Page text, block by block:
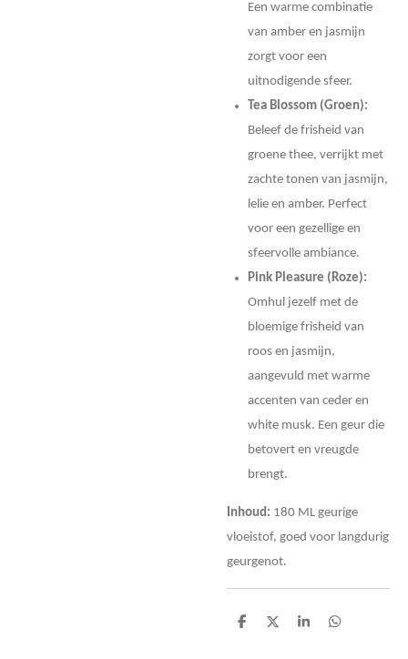
Een warme combinatie
van amber en jasmijn
zorgt voor een
uitnodigende sfeer.
Tea Blossom (Groen):
Beleef de frisheid van
groene thee, verrijkt met
zachte tonen van jasmijn,
lelie en amber. Perfect
voor een gezellige en
sfeervolle ambiance.
Pink Pleasure (Roze):
Omhul jezelf met de
bloemige frisheid van
roos en jasmijn,
aangevuld met warme
accenten van ceder en
white musk. Een geur die
betovert en vreugde
brengt.
Inhoud: 180 ML geurige
vloeistof, goed voor langdurig
geurgenot.
D
D
S
D